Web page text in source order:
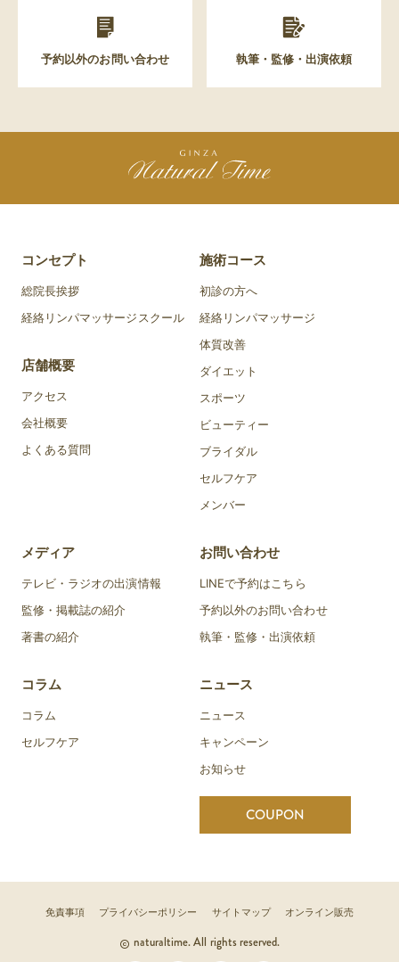
予約以外のお問い合わせ 執筆・監修・出演依頼
コンセプト
総院長挨拶
経絡リンパマッサージスクール
店舗概要
アクセス
会社概要
よくある質問
施術コース
初診の方へ
経絡リンパマッサージ
体質改善
ダイエット
スポーツ
ビューティー
ブライダル
セルフケア
メンバー
メディア
テレビ・ラジオの出演情報
監修・掲載誌の紹介
著書の紹介
コラム
コラム
セルフケア
お問い合わせ
LINEで予約はこちら
予約以外のお問い合わせ
執筆・監修・出演依頼
ニュース
ニュース
キャンペーン
お知らせ
COUPON
免責事項 プライバシーポリシー サイトマップ オンライン販売
naturaltime. All rights reserved.